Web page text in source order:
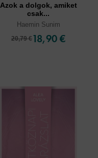
Azok a dolgok, amiket
csak...
Haemin Sunim
20,79 €18,90 €